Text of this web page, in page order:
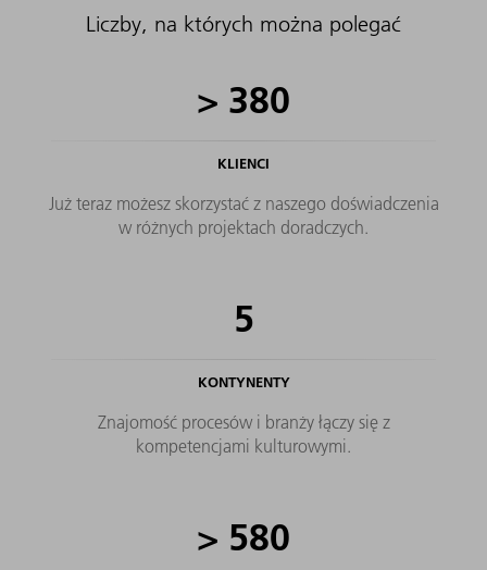
Liczby, na których można polegać
> 380
KLIENCI
Już teraz możesz skorzystać z naszego doświadczenia
w różnych projektach doradczych.
5
KONTYNENTY
Znajomość procesów i branży łączy się z
kompetencjami kulturowymi.
> 580